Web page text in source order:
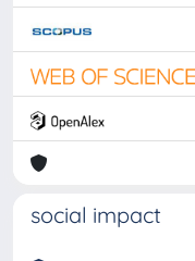
social impact